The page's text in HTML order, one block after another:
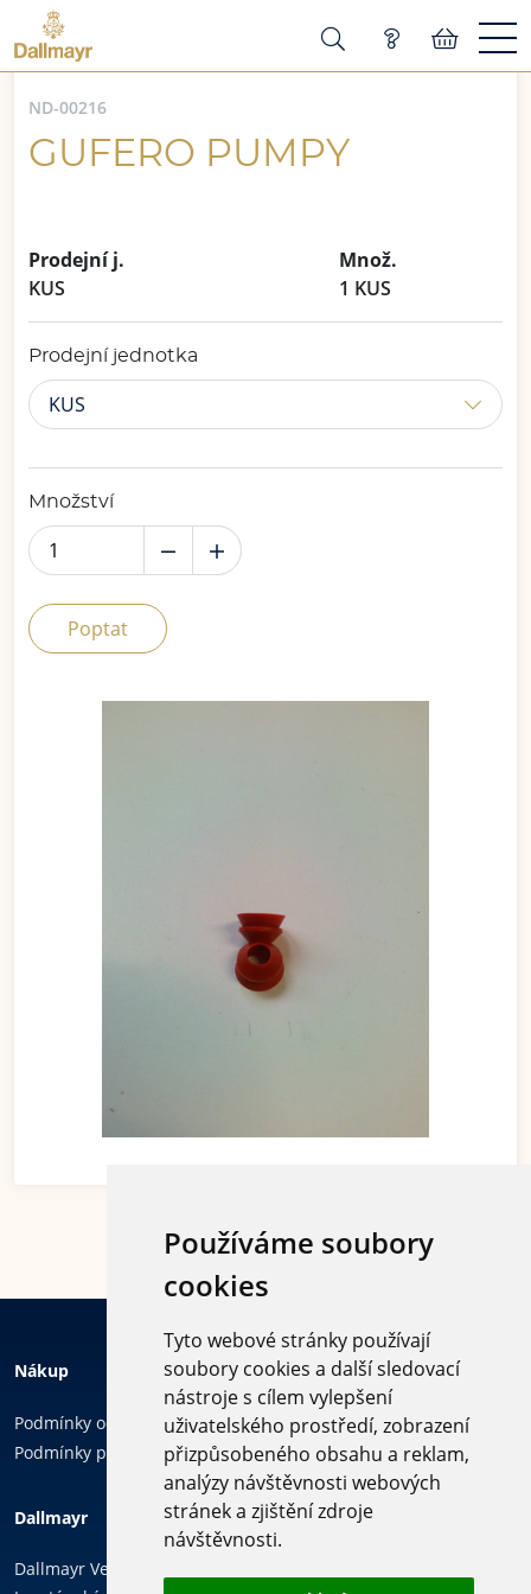
Používáme soubory
cookies
Tyto webové stránky používají
soubory cookies a další sledovací
nástroje s cílem vylepšení
uživatelského prostředí, zobrazení
přizpůsobeného obsahu a reklam,
analýzy návštěvnosti webových
stránek a zjištění zdroje
návštěvnosti.
ND-00216
GUFERO PUMPY
Prodejní j.
Množ.
KUS
1 KUS
Prodejní jednotka
KUS
Množství
Poptat
Nákup
Podmínky ochrany osobních údajů
Podmínky používání cookies
Dallmayr
Dallmayr Vending & Office, k.s.